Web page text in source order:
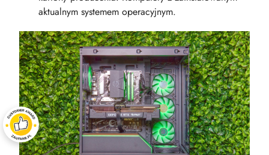
aktualnym systemem operacyjnym.